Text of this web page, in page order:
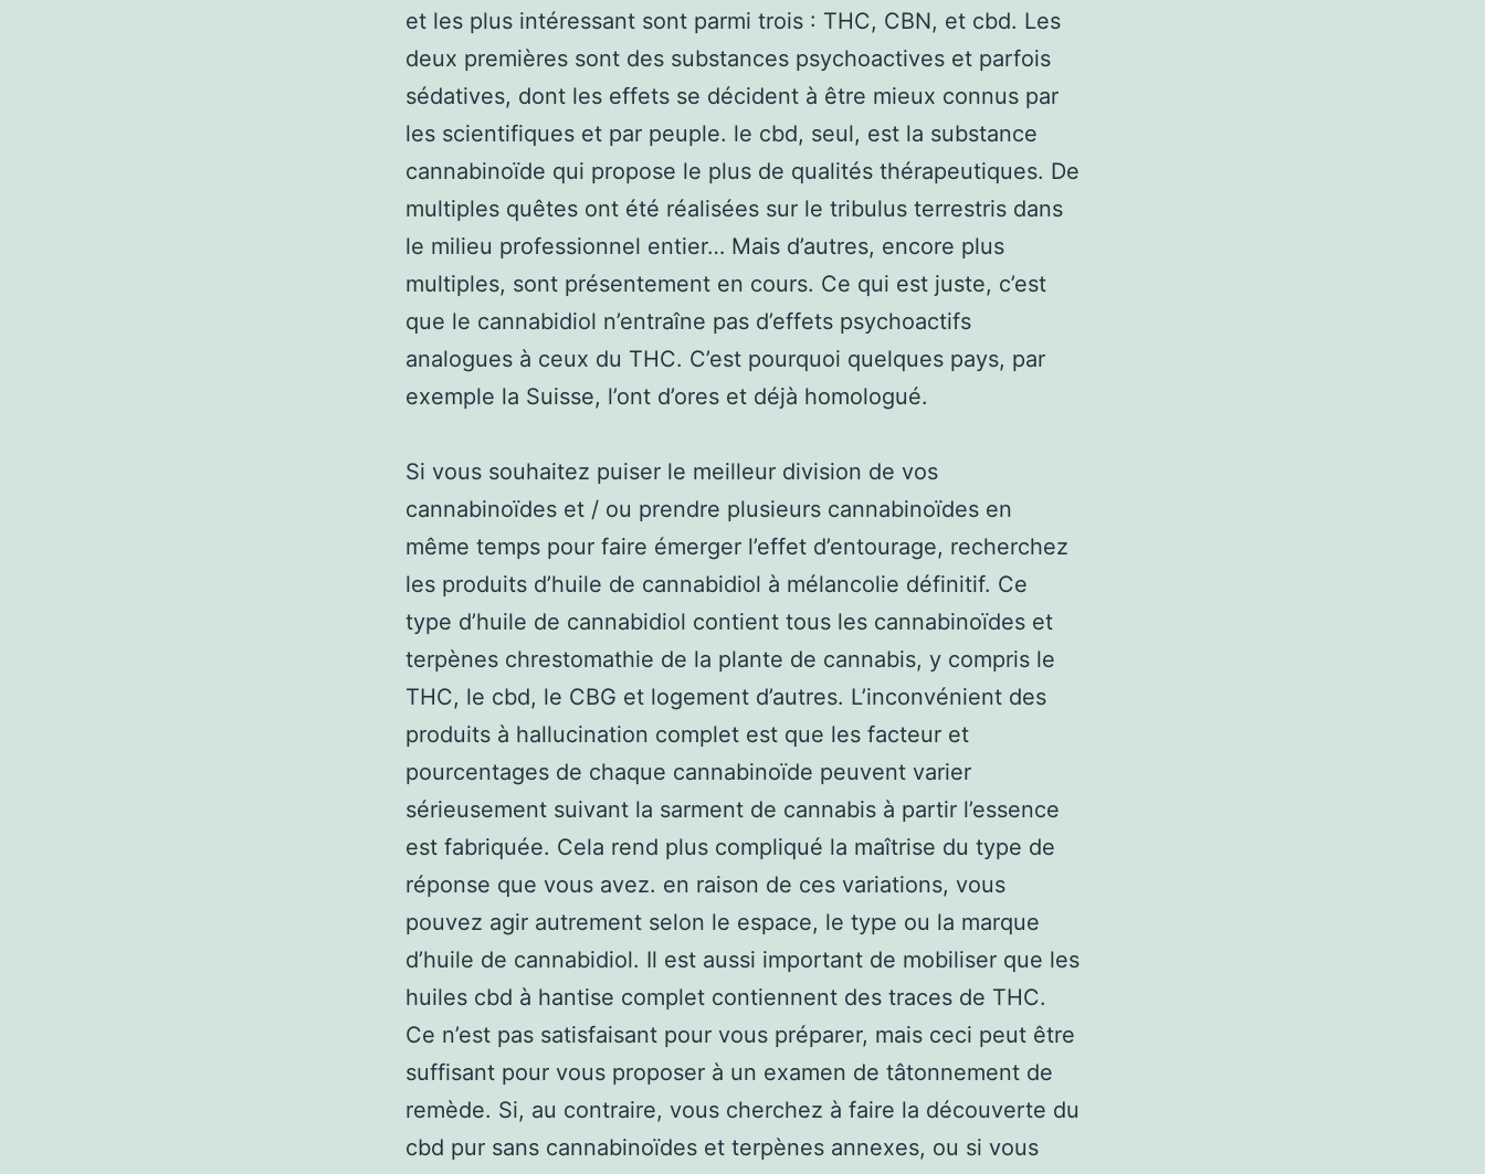
et les plus intéressant sont parmi trois : THC, CBN, et cbd. Les
deux premières sont des substances psychoactives et parfois
sédatives, dont les effets se décident à être mieux connus par
les scientifiques et par peuple. le cbd, seul, est la substance
cannabinoïde qui propose le plus de qualités thérapeutiques. De
multiples quêtes ont été réalisées sur le tribulus terrestris dans
le milieu professionnel entier… Mais d’autres, encore plus
multiples, sont présentement en cours. Ce qui est juste, c’est
que le cannabidiol n’entraîne pas d’effets psychoactifs
analogues à ceux du THC. C’est pourquoi quelques pays, par
exemple la Suisse, l’ont d’ores et déjà homologué.
Si vous souhaitez puiser le meilleur division de vos
cannabinoïdes et / ou prendre plusieurs cannabinoïdes en
même temps pour faire émerger l’effet d’entourage, recherchez
les produits d’huile de cannabidiol à mélancolie définitif. Ce
type d’huile de cannabidiol contient tous les cannabinoïdes et
terpènes chrestomathie de la plante de cannabis, y compris le
THC, le cbd, le CBG et logement d’autres. L’inconvénient des
produits à hallucination complet est que les facteur et
pourcentages de chaque cannabinoïde peuvent varier
sérieusement suivant la sarment de cannabis à partir l’essence
est fabriquée. Cela rend plus compliqué la maîtrise du type de
réponse que vous avez. en raison de ces variations, vous
pouvez agir autrement selon le espace, le type ou la marque
d’huile de cannabidiol. Il est aussi important de mobiliser que les
huiles cbd à hantise complet contiennent des traces de THC.
Ce n’est pas satisfaisant pour vous préparer, mais ceci peut être
suffisant pour vous proposer à un examen de tâtonnement de
remède. Si, au contraire, vous cherchez à faire la découverte du
cbd pur sans cannabinoïdes et terpènes annexes, ou si vous